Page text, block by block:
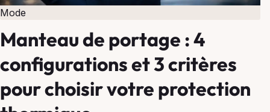
Mode
Manteau de portage : 4
configurations et 3 critères
pour choisir votre protection